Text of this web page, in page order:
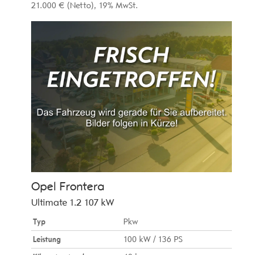
21.000 € (Netto) 19% MwSt.
Opel Frontera
Ultimate 1.2 107 kW
Typ
Pkw
Leistung
100 kW / 136 PS